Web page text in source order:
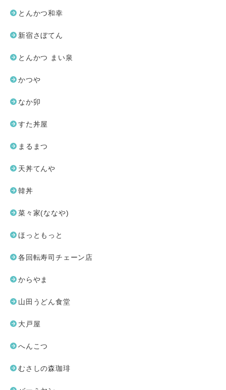
とんかつ和幸
新宿さぼてん
とんかつ まい泉
かつや
なか卯
すた丼屋
まるまつ
天丼てんや
韓丼
菜々家(ななや)
ほっともっと
各回転寿司チェーン店
からやま
山田うどん食堂
大戸屋
へんこつ
むさしの森珈琲